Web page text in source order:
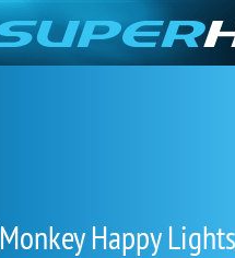
Monkey Happy Lights